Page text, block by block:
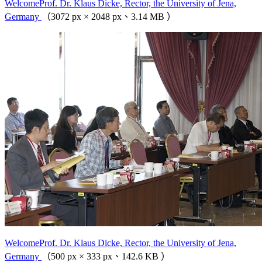
WelcomeProf. Dr. Klaus Dicke, Rector, the University of Jena,
Germany
（3072 px × 2048 px、3.14 MB ）
WelcomeProf. Dr. Klaus Dicke, Rector, the University of Jena,
Germany
（500 px × 333 px、142.6 KB ）